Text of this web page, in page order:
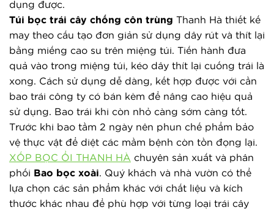
dụng được.
Túi bọc trái cây chống côn trùng Thanh Hà thiết kế
may theo cấu tạo đơn giản sử dụng dây rút và thít lại
bằng miếng cao su trên miệng túi. Tiến hành đưa
quả vào trong miệng túi, kéo dây thít lại cuống trái là
xong. Cách sử dụng dễ dàng, kết hợp được với cần
bao trái công ty có bán kèm để nâng cao hiệu quả
sử dụng. Bao trái khi còn nhỏ càng sớm càng tốt.
Trước khi bao tầm 2 ngày nên phun chế phẩm bảo
vệ thực vật để diệt các mầm bệnh còn tồn đọng lại.
XỐP BỌC ỔI THANH HÀ chuyên sản xuất và phân
phối Bao bọc xoài. Quý khách và nhà vườn có thể
lựa chọn các sản phẩm khác với chất liệu và kích
thước khác nhau để phù hợp với từng loại trái cây